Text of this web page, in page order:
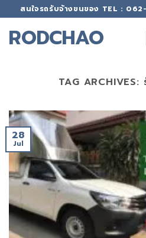
to
content
สนใจรถรับจ้างขนของ TEL :
RODCHAO
TAG ARCHIVES:
28
Jul